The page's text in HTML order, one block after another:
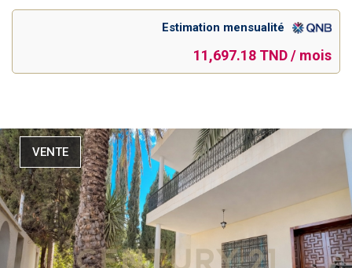
Estimation mensualité
11,697.18 TND / mois
VENTE